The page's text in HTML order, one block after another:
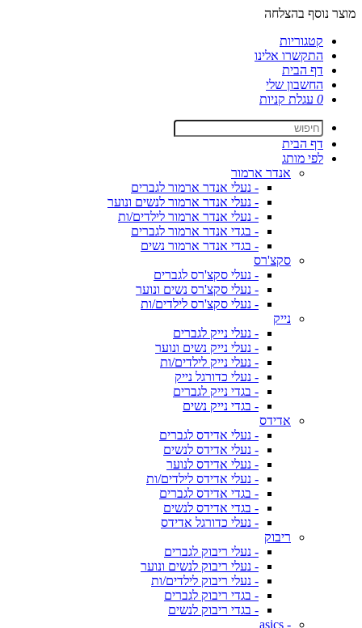
מוצר נוסף בהצלחה
קטגוריות
התקשרו אלינו
דף הבית
החשבון שלי
0 עגלת קניות
דף הבית
לפי מותג
אנדר ארמור
- נעלי אנדר ארמור לגברים
- נעלי אנדר ארמור לנשים ונוער
- נעלי אנדר ארמור לילדים/ות
- בגדי אנדר ארמור לגברים
- בגדי אנדר ארמור נשים
סקצ'רס
- נעלי סקצ'רס לגברים
- נעלי סקצ'רס נשים ונוער
- נעלי סקצ'רס לילדים/ות
נייק
- נעלי נייק לגברים
- נעלי נייק נשים ונוער
- נעלי נייק לילדים/ות
- נעלי כדורגל נייק
- בגדי נייק לגברים
- בגדי נייק נשים
אדידס
- נעלי אדידס לגברים
- נעלי אדידס לנשים
- נעלי אדידס לנוער
- נעלי אדידס לילדים/ות
- בגדי אדידס לגברים
- בגדי אדידס לנשים
- נעלי כדורגל אדידס
ריבוק
- נעלי ריבוק לגברים
- נעלי ריבוק לנשים ונוער
- נעלי ריבוק לילדים/ות
- בגדי ריבוק לגברים
- בגדי ריבוק לנשים
- asics